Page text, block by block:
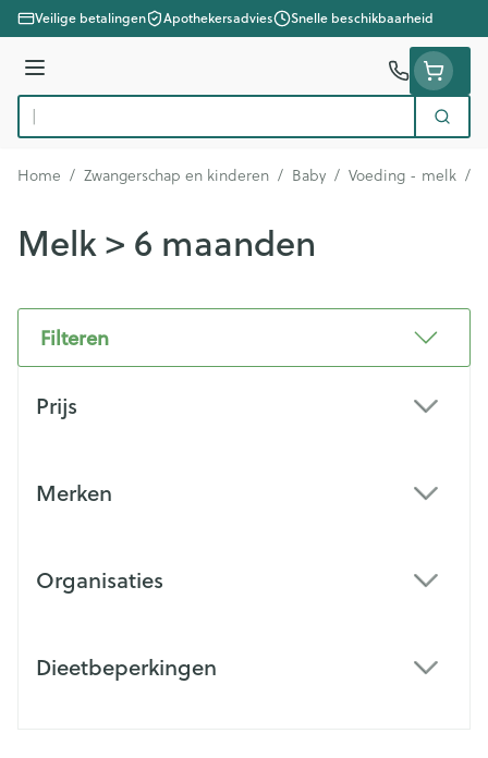
Ga naar de inhoud
Veilige betalingen Apothekersadvies Snelle beschikbaarheid
Menu
Product, merk, categorie...
Zoek
Home / Zwangerschap en kinderen / Baby / Voeding - melk /
Melk > 6 maanden
Filteren
Prijs
Merken
Organisaties
Dieetbeperkingen